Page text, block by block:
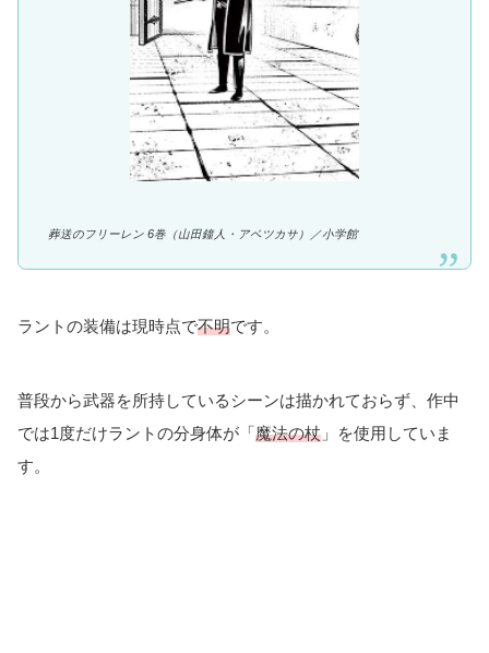
葬送のフリーレン 6巻（山田鐘人・アベツカサ）／小学館
ラントの装備は現時点で不明です。
普段から武器を所持しているシーンは描かれておらず、作中
では1度だけラントの分身体が「魔法の杖 」を使用していま
す。